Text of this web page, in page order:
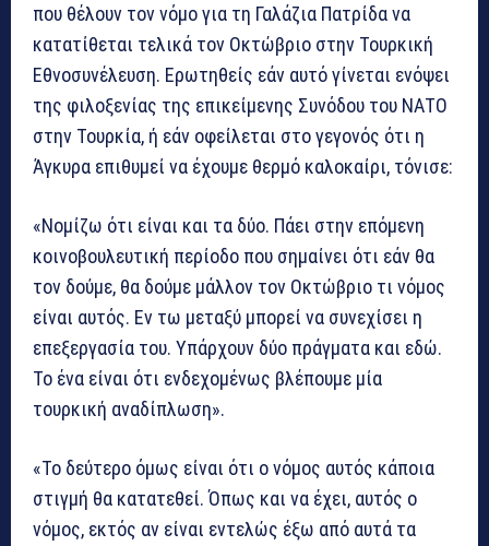
που θέλουν τον νόμο για τη Γαλάζια Πατρίδα να
κατατίθεται τελικά τον Οκτώβριο στην Τουρκική
Εθνοσυνέλευση. Ερωτηθείς εάν αυτό γίνεται ενόψει
της φιλοξενίας της επικείμενης Συνόδου του ΝΑΤΟ
στην Τουρκία, ή εάν οφείλεται στο γεγονός ότι η
Άγκυρα επιθυμεί να έχουμε θερμό καλοκαίρι, τόνισε:
«Νομίζω ότι είναι και τα δύο. Πάει στην επόμενη
κοινοβουλευτική περίοδο που σημαίνει ότι εάν θα
τον δούμε, θα δούμε μάλλον τον Οκτώβριο τι νόμος
είναι αυτός. Εν τω μεταξύ μπορεί να συνεχίσει η
επεξεργασία του. Υπάρχουν δύο πράγματα και εδώ.
Το ένα είναι ότι ενδεχομένως βλέπουμε μία
τουρκική αναδίπλωση».
«Το δεύτερο όμως είναι ότι ο νόμος αυτός κάποια
στιγμή θα κατατεθεί. Όπως και να έχει, αυτός ο
νόμος, εκτός αν είναι εντελώς έξω από αυτά τα